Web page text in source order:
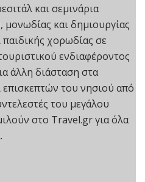
και σεμινάρια
μονωδίας και δημιουργίας
χορωδίας σε
ενδιαφέροντος
άλλη διάσταση στα
του νησιού από
του μεγάλου
στο Travel.gr για όλα